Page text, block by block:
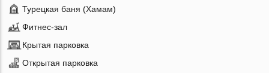
Турецкая баня (Хамам)
Фитнес-зал
Крытая парковка
Открытая парковка